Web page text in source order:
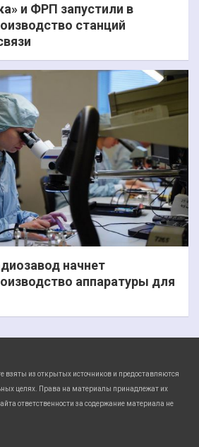
и ФРП запустили в
станций
начнет
аппаратуры для
взяты из открытых источников и предоставляются
целях. Права на материалы принадлежат их
ответственности за содержание материала не